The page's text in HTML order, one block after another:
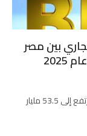
التجاري بين مصر
حجم التبادل التجاري بين مصر ودول تجمع البريكس ارتفع إلى 53.5 مليار